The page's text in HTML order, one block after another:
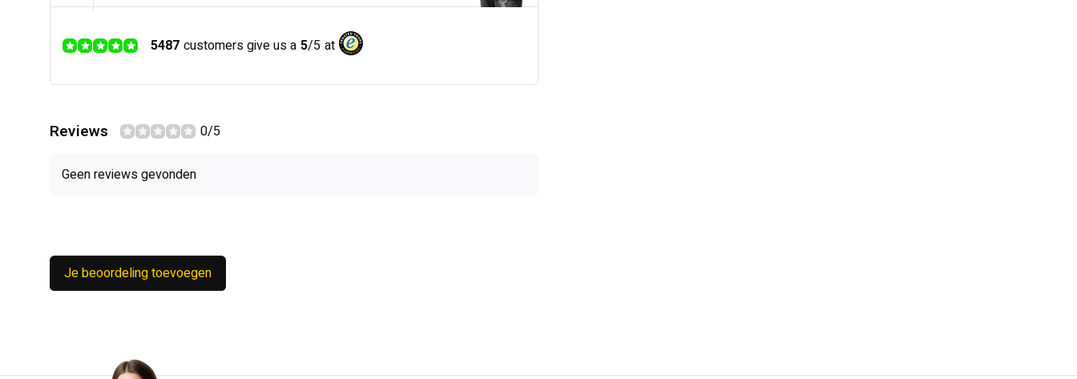
5487 customers give us a 5/5 at
Reviews 0/5
Geen reviews gevonden
Je beoordeling toevoegen